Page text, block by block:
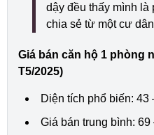
dậy đều thấy mình là
chia sẻ từ một cư
Giá bán căn hộ 1 phòng
T5/2025)
Diện tích phổ biến: 43
Giá bán trung bình: 69